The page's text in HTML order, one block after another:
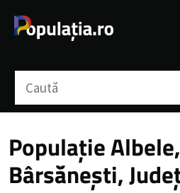
Populație
Bârsănești,